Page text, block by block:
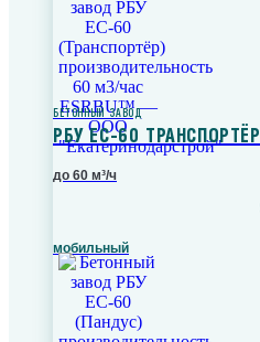
БЕТОННЫЙ ЗАВОД
РБУ ЕС-60 ТРАНСПОРТЁР
до 60 м³/ч
мобильный